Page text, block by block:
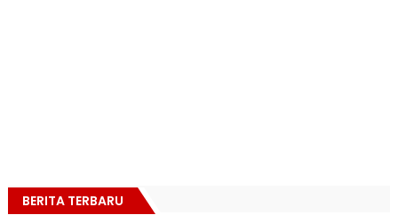
BERITA TERBARU